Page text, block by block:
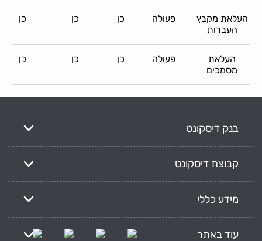
העלאת מקבץ
העברות
פעולה כן כן כן
העלאת
מסמכים
פעולה כן כן כן
בנק דיסקונט
קבוצת דיסקונט
מידע כללי
עוד באתר